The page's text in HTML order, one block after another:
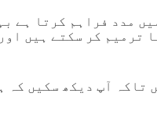
مدد فراہم کرتا ہے
کتنا ترمیم کر سکتے
تاکہ آپ دیکھ سکیں کہ